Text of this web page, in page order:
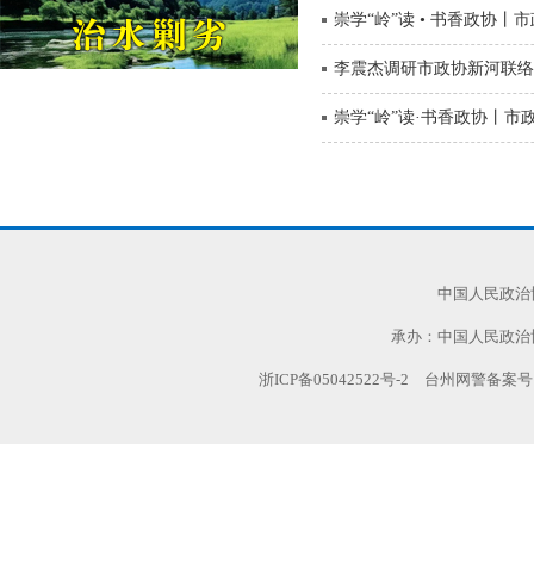
温岭市政协历年预（决）算公开
崇学“岭”读 • 书香政协丨文...
“艺路有你”——温岭书画院第六...
崇学“岭”读 • 书香政协丨
李震杰调研市政协新河联
崇学“岭”读·书香政协丨市
中国人民政
承办：中国人民政
浙ICP备05042522号-2 台州网警备案